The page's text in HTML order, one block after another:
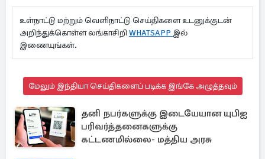
உள்நாட்டு மற்றும் வெளிநாட்டு செய்திகளை உடனுக்குடன்
அறிந்துக்கொள்ள லங்காசிறி WHATSAPP இல்
இணையுங்கள்.
மேலும் இந்தியா செய்திகளைப் படிக்க இங்கே அழுத்தவும்
தனி நபர்களுக்கு இடையேயான யுபிஐ
பரிவர்த்தனைகளுக்கு
கட்டணமில்லை- மத்திய அரசு